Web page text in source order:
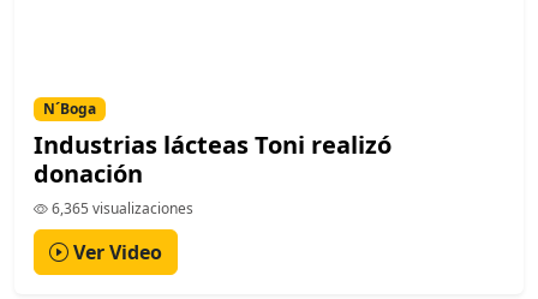
N´Boga
Industrias lácteas Toni realizó
donación
6,365 visualizaciones
Ver Video